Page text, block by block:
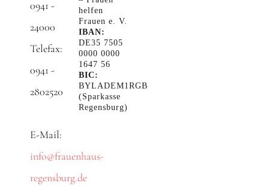
0941 -
24000
Telefax:
0941 -
2802520
E-Mail:
info@frauenhaus-
regensburg.de
helfen
Frauen e. V.
IBAN:
DE35 7505
0000 0000
1647 56
BIC:
BYLADEM1RGB
(Sparkasse
Regensburg)